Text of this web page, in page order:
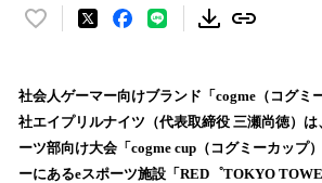
い
！
数
を
読
社会人ゲーマー向けブランド「cogme（コグミ
社エイプリルナイツ（代表取締役 三瀬尚徳）
ーツ部向け大会「cogme cup（コグミーカップ
ーにあるeスポーツ施設「RED゜TOKYO